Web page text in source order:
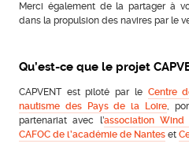
Merci également de la partager à
dans la propulsion des navires par le
Qu’est-ce que le projet
CAPVENT est piloté par le Centre
nautisme des Pays de la Loire,
partenariat avec l’association Wind
CAFOC de l’académie de Nanteset